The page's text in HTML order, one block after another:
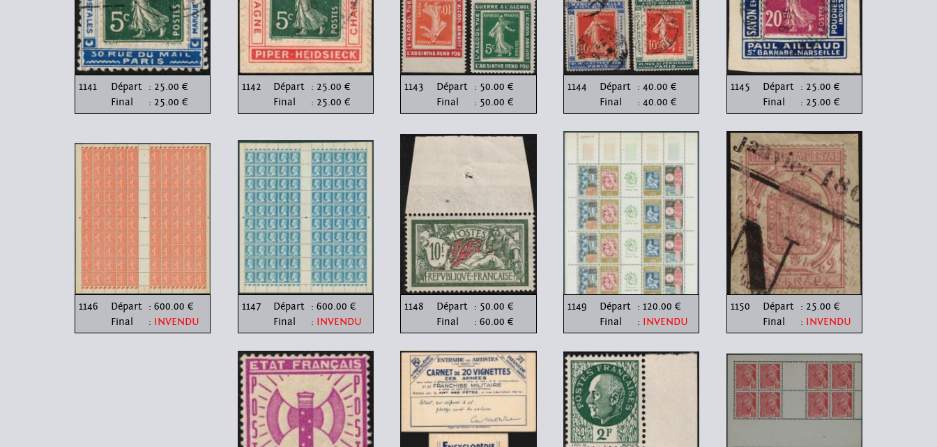
1141 Départ : 25.00 €
Final
: 25.00 €
1142 Départ : 25.00 €
Final
: 25.00 €
1143 Départ : 50.00 €
Final
: 50.00 €
1144 Départ : 40.00 €
Final
: 40.00 €
1145 Départ : 25.00 €
Final
: 25.00 €
1146 Départ : 600.00 €
Final
: INVENDU
1147 Départ : 600.00 €
Final
: INVENDU
1148 Départ : 50.00 €
Final
: 60.00 €
1149 Départ : 120.00 €
Final
: INVENDU
1150 Départ : 25.00 €
Final
: INVENDU